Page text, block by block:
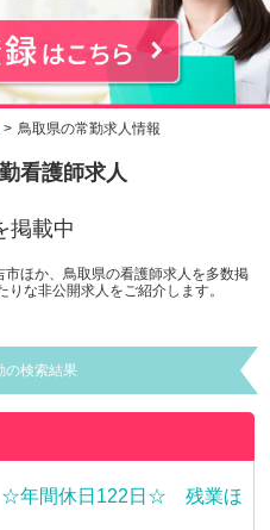
鳥取県の常勤求人情報
看護師求人
掲載中
ほか、鳥取県の看護師求人を多数掲
な非公開求人をご紹介します。
の検索結果
年間休日122日☆ 残業ほ